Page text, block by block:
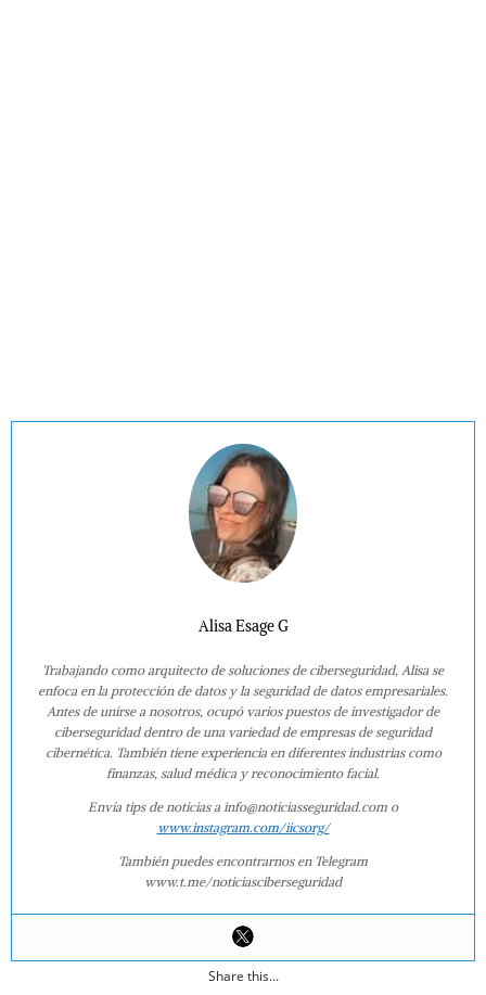
Alisa Esage G
Trabajando como arquitecto de soluciones de ciberseguridad, Alisa se
enfoca en la protección de datos y la seguridad de datos empresariales.
Antes de unirse a nosotros, ocupó varios puestos de investigador de
ciberseguridad dentro de una variedad de empresas de seguridad
cibernética. También tiene experiencia en diferentes industrias como
finanzas, salud médica y reconocimiento facial.
Envía tips de noticias a info@noticiasseguridad.com o
www.instagram.com/iicsorg/
También puedes encontrarnos en Telegram
www.t.me/noticiasciberseguridad
Share this...